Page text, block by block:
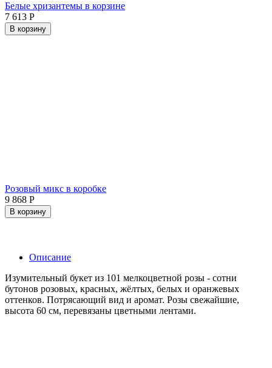
Белые хризантемы в корзине
7 613 Р
В корзину
Розовый микс в коробке
9 868 Р
В корзину
Описание
Изумительный букет из 101 мелкоцветной розы - сотни
бутонов розовых, красных, жёлтых, белых и оранжевых
оттенков. Потрясающий вид и аромат. Розы свежайшие,
высота 60 см, перевязаны цветными лентами.